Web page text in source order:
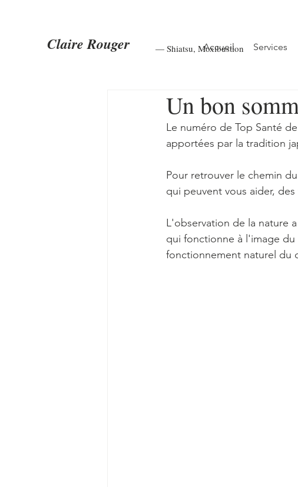
Claire Rouger — Shiatsu, Moxibustion
Accueil Services
Un bon
Le numéro de Top Santé
apportées par la tradition
Pour retrouver le chemin
qui peuvent vous aider,
L'observation de la nature
qui fonctionne à l'image
fonctionnement naturel du